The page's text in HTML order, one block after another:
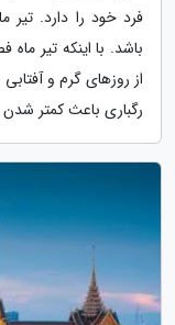
فرد خود را دارد. تیر
باشد. با اینکه تیر
از روزهای گرم و
رگباری باعث کمتر شدن